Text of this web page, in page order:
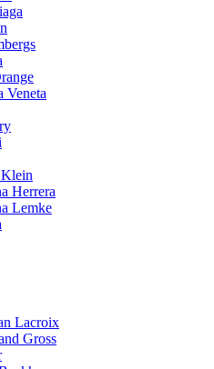
Veneta
Herrera
Lemke
Lacroix
Gross